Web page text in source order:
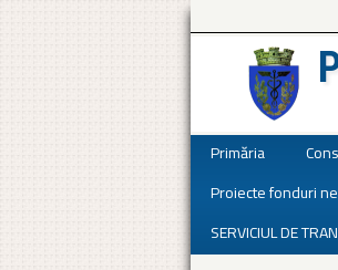
Primăria
Proiecte fonduri
SERVICIUL DE